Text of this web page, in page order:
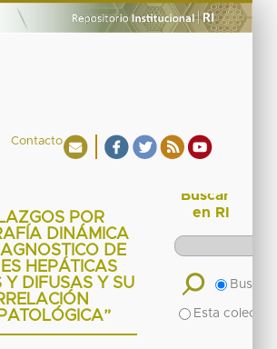
Contacto
POR
DINÁMICA
DE
HEPÁTICAS
Y DIFUSAS Y SU
Buscar
en RI
Buscar
Esta